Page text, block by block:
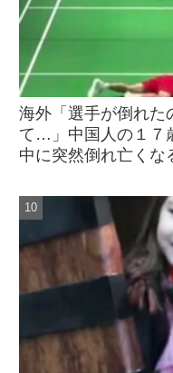
海外「選手が倒れた
て…」中国人の１７
中に突然倒れ亡くな